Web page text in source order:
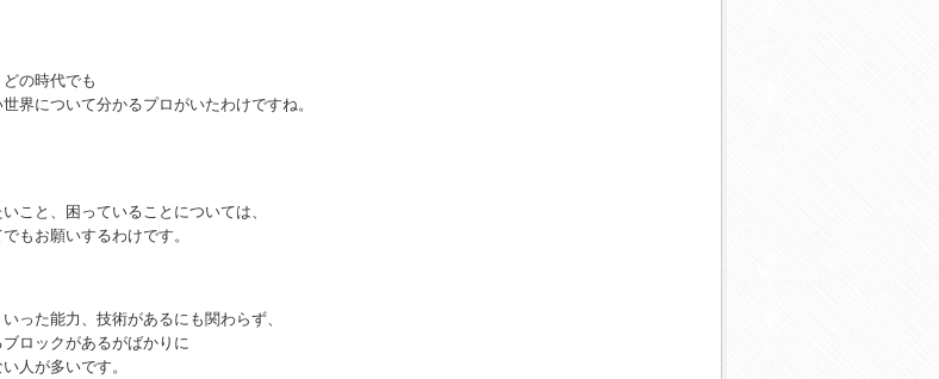
の時代でも
界について分かるプロがいたわけですね。
こと、困っていることについては、
もお願いするわけです。
った能力、技術があるにも関わらず、
ロックがあるがばかりに
人が多いです。